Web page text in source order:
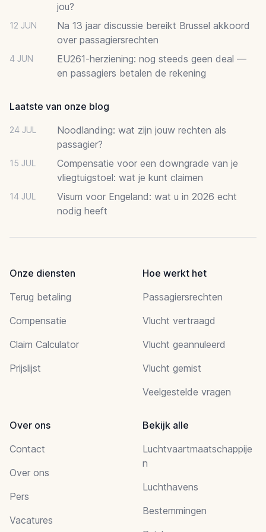
jou?
12 JUN
Na 13 jaar discussie bereikt Brussel akkoord
over passagiersrechten
4 JUN
EU261-herziening: nog steeds geen deal —
en passagiers betalen de rekening
Laatste van onze blog
24 JUL
Noodlanding: wat zijn jouw rechten als
passagier?
15 JUL
Compensatie voor een downgrade van je
vliegtuigstoel: wat je kunt claimen
14 JUL
Visum voor Engeland: wat u in 2026 echt
nodig heeft
Onze diensten
Terug betaling
Compensatie
Claim Calculator
Prijslijst
Hoe werkt het
Passagiersrechten
Vlucht vertraagd
Vlucht geannuleerd
Vlucht gemist
Veelgestelde vragen
Over ons
Contact
Over ons
Pers
Vacatures
Bekijk alle
Luchtvaartmaatschappije
n
Luchthavens
Bestemmingen